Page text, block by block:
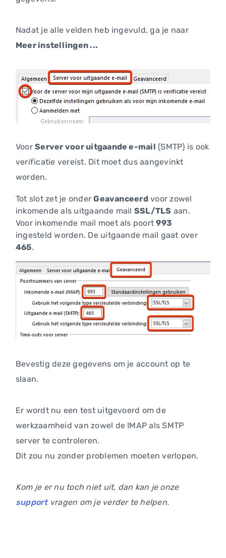
Nadat je alle velden heb ingevuld, ga je naar
Meer instellingen ...
VoorServer voor uitgaande e-mail (SMTP) is ook
verificatie vereist. Dit moet dus aangevinkt
worden.
Tot slot zet je onderGeavanceerdvoor zowel
inkomende als uitgaande mail SSL/TLS aan.
Voor inkomende mail moet als poort993
ingesteld worden. De uitgaande mail gaat over
465.
Bevestig deze gegevens om je account op te
slaan.
Er wordt nu een test uitgevoerd om de
werkzaamheid van zowel de IMAP als SMTP
server te controleren.
Dit zou nu zonder problemen moeten verlopen.
Kom je er nu toch niet uit, dan kan je onze
supportvragen om je verder te helpen.